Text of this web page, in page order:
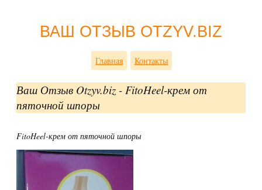
ВАШ ОТЗЫВ OTZYV.BIZ
Главная Контакты
Ваш Отзыв Otzyv.biz - FitoHeel-крем от
пяточной шпоры
FitoHeel-крем от пяточной шпоры